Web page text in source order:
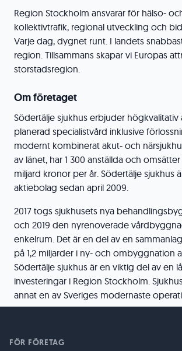
Region Stockholm ansvarar för hälso-
kollektivtrafik, regional utveckling och
Varje dag, dygnet runt. I landets
region. Tillsammans skapar vi Europas
storstadsregion.
Om företaget
Södertälje sjukhus erbjuder högkvalitativ
planerad specialistvård inklusive
modernt kombinerat akut- och
av länet, har 1 300 anställda och
miljard kronor per år. Södertälje sjukhus
aktiebolag sedan april 2009.
2017 togs sjukhusets nya
och 2019 den nyrenoverade
enkelrum. Det är en del av en
på 1,2 miljarder i ny- och ombyggnation
Södertälje sjukhus är en viktig del av en
investeringar i Region Stockholm.
annat en av Sveriges modernaste
FÖR FÖRETAG